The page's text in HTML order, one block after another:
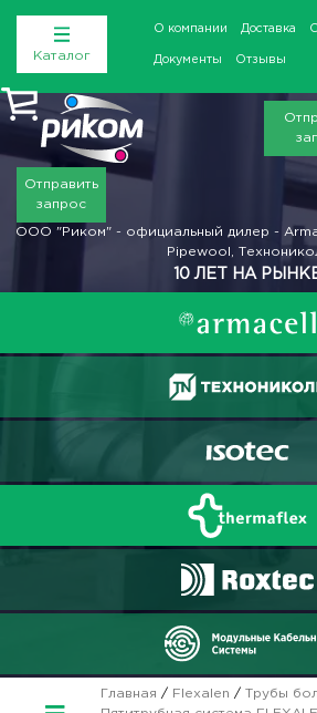
Каталог
О компании Доставка
Документы Отзывы
Отправить
запрос
ООО "Риком" - официальный дилер -
Pipewool,
10 ЛЕТ НА
Главная / Flexalen / Трубы